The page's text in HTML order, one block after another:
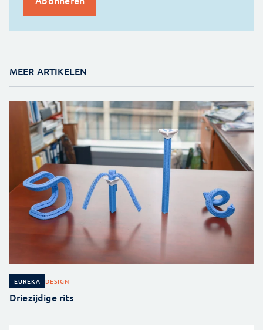
MEER ARTIKELEN
EUREKA DESIGN
Driezijdige rits